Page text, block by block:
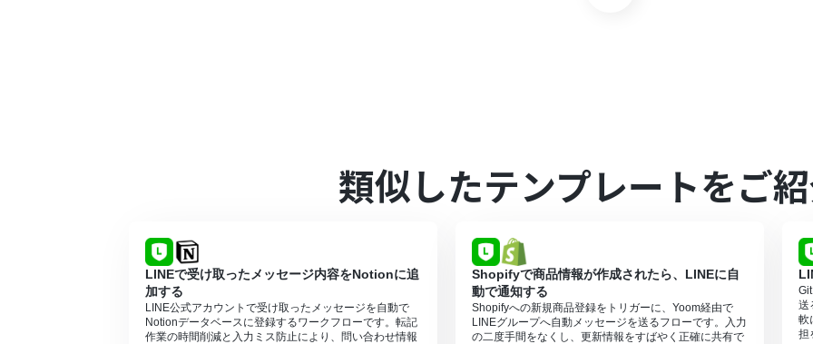
類似したテンプレートをご
LINEで受け取ったメッセージ内容をNotionに追
加する
LINE公式アカウントで受け取ったメッセージを自動で
Notionデータベースに登録するワークフローです。転記
作業の時間削減と入力ミス防止により、問い合わせ情報
Shopifyで商品情報が作成されたら、LINEに自
動で通知する
Shopifyへの新規商品登録をトリガーに、Yoom経由で
LINEグループへ自動メッセージを送るフローです。入力
の二度手間をなくし、更新情報をすばやく正確に共有で
送
軟
担